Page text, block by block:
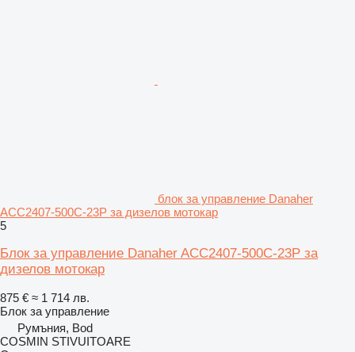
блок за управление Danaher
ACC2407-500C-23P за дизелов мотокар
5
Блок за управление Danaher ACC2407-500C-23P за
дизелов мотокар
875 € ≈ 1 714 лв.
Блок за управление
Румъния, Bod
COSMIN STIVUITOARE